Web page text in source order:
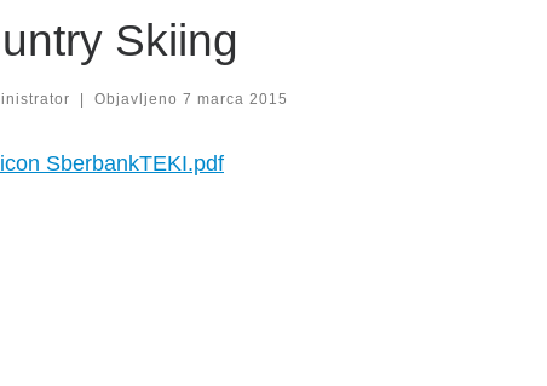
Skiing
| Objavljeno 7 marca 2015
SberbankTEKI.pdf